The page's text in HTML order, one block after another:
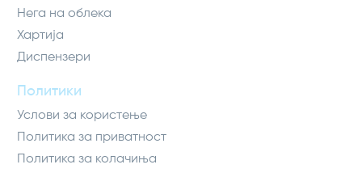
Нега на облека
Хартија
Диспензери
Политики
Услови за користење
Политика за приватност
Политика за колачиња